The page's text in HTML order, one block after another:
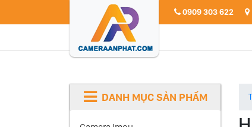
0909 303 622
DANH MỤC SẢN PHẨM